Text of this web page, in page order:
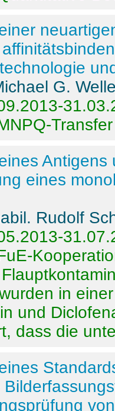
G.
Transfer
eines
Rudolf
in
und
dass die